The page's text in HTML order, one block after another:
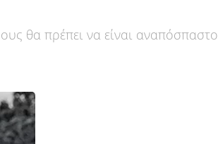
θα πρέπει να είναι αναπόσπαστο